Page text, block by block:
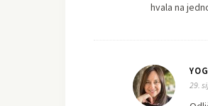
hvala na
29.